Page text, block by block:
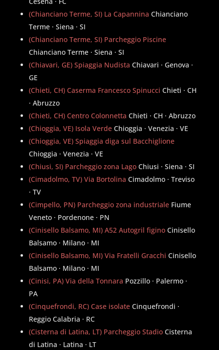
(Chianciano Terme, SI) La Capannina Chianciano
Terme · Siena · SI
(Chianciano Terme, SI) Parcheggio Piscine
Chianciano Terme · Siena · SI
(Chiavari, GE) Spiaggia Nudista Chiavari · Genova ·
GE
(Chieti, CH) Caserma Francesco Spinucci Chieti · CH
· Abruzzo
(Chieti, CH) Centro Colonnetta Chieti · CH · Abruzzo
(Chioggia, VE) Isola Verde Chioggia · Venezia · VE
(Chioggia, VE) Spiaggia diga sul Bacchiglione
Chioggia · Venezia · VE
(Chiusi, SI) Parcheggio zona Lago Chiusi · Siena · SI
(Cimadolmo, TV) Via Bortolina Cimadolmo · Treviso
· TV
(Cimpello, PN) Parcheggio zona industriale Fiume
Veneto · Pordenone · PN
(Cinisello Balsamo, MI) A52 Autogril figino Cinisello
Balsamo · Milano · MI
(Cinisello Balsamo, MI) Via Fratelli Gracchi Cinisello
Balsamo · Milano · MI
(Cinisi, PA) Via della Tonnara Pozzillo · Palermo ·
PA
(Cinquefrondi, RC) Case isolate Cinquefrondi ·
Reggio Calabria · RC
(Cisterna di Latina, LT) Parcheggio Stadio Cisterna
di Latina · Latina · LT